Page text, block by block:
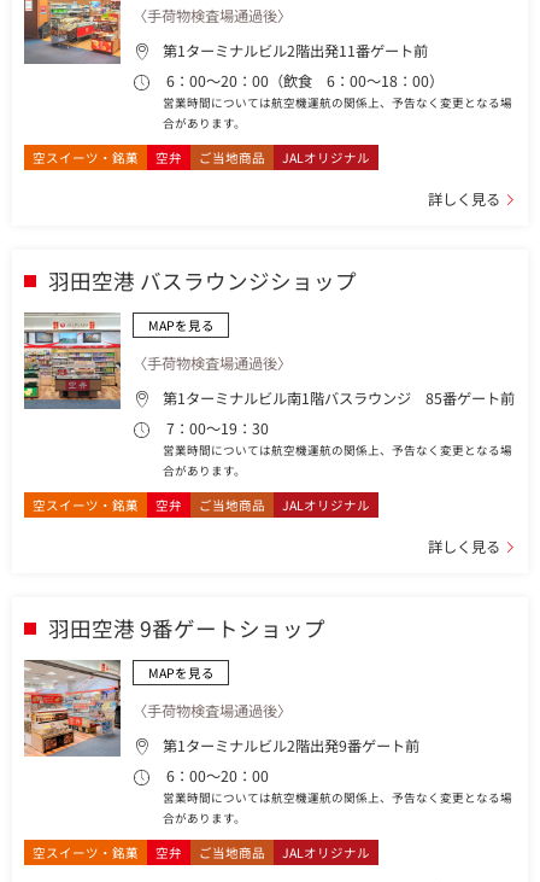
〈手荷物検査場通過後〉
第1ターミナルビル2階出発11番ゲート前
6：00～20：00（飲食 6：00～18：00）
営業時間については航空機運航の関係上、予告なく変更となる場
合があります。
空スイーツ・銘菓 空弁 ご当地商品 JALオリジナル
詳しく見る
羽田空港 バスラウンジショップ
MAPを見る
〈手荷物検査場通過後〉
第1ターミナルビル南1階バスラウンジ 85番ゲート前
7：00～19：30
営業時間については航空機運航の関係上、予告なく変更となる場
合があります。
空スイーツ・銘菓 空弁 ご当地商品 JALオリジナル
詳しく見る
羽田空港 9番ゲートショップ
MAPを見る
〈手荷物検査場通過後〉
第1ターミナルビル2階出発9番ゲート前
6：00～20：00
営業時間については航空機運航の関係上、予告なく変更となる場
合があります。
空スイーツ・銘菓 空弁 ご当地商品 JALオリジナル